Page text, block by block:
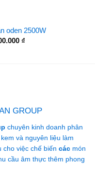
oden 2500W
₫
GROUP
chuyên kinh doanh phân
và nguyên liệu làm
cho việc chế biến các món
cầu âm thực thêm phong